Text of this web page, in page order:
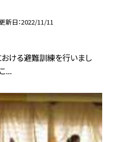
新日 2022/11/11
おける避難訓練を行いまし
...